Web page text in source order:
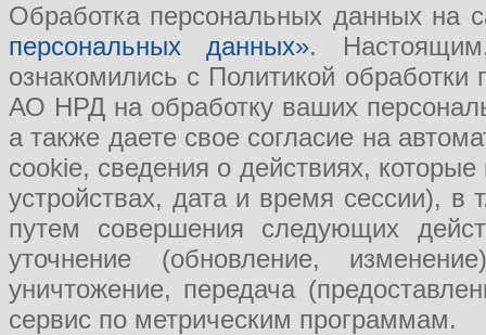
Обработка персональных данных на
персональных данных».
ознакомились с Политикой
АО НРД на обработку ваших
а также даете свое согласие на
cookie, сведения о действиях,
устройствах, дата и время сессии), в
путем совершения следующих
уточнение (обновление,
уничтожение, передача
сервис по метрическим программам.